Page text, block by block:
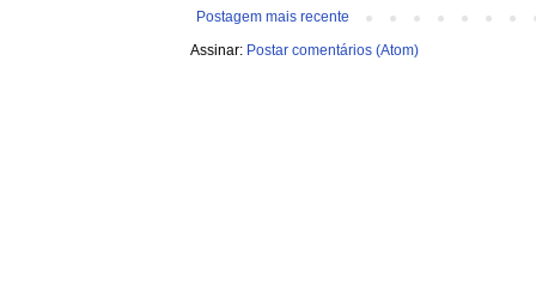
Postagem mais recente
Assinar: Postar comentários (Atom)